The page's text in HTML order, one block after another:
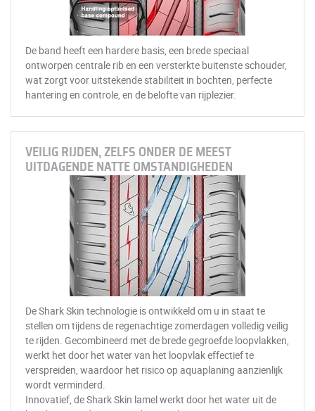
De band heeft een hardere basis, een brede speciaal
ontworpen centrale rib en een versterkte buitenste schouder,
wat zorgt voor uitstekende stabiliteit in bochten, perfecte
hantering en controle, en de belofte van rijplezier.
VEILIG RIJDEN, ZELFS ONDER DE MEEST
UITDAGENDE NATTE OMSTANDIGHEDEN
De Shark Skin technologie is ontwikkeld om u in staat te
stellen om tijdens de regenachtige zomerdagen volledig veilig
te rijden. Gecombineerd met de brede gegroefde loopvlakken,
werkt het door het water van het loopvlak effectief te
verspreiden, waardoor het risico op aquaplaning aanzienlijk
wordt verminderd.
Innovatief, de Shark Skin lamel werkt door het water uit de